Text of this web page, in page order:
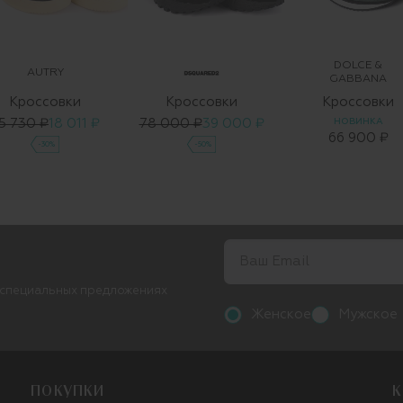
AUTRY
Кроссовки
730 ₽18 011 ₽
-30%
Кроссовки
78 000 ₽ 39 000 ₽
-50%
DOLCE &
GABBANA
Кроссовки
НОВИНКА
66 900 ₽
ПОКУПКИ